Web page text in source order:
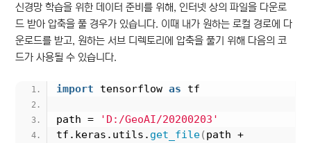
신경망 학습을 위한 데이터 준비를 위해, 인터넷 상의 파일을 다운로
드 받아 압축을 풀 경우가 있습니다. 이때 내가 원하는 로컬 경로에 다
운로드를 받고, 원하는 서브 디렉토리에 압축을 풀기 위해 다음의 코
드가 사용될 수 있습니다.
import tensorflow as tf
path =
'D:/GeoAI/20200203'
tf.keras.utils. get_file(